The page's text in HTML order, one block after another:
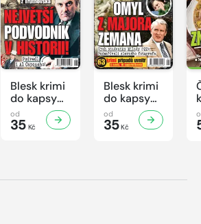
Blesk krimi
do kapsy
č.6/2026
od
35Kč
Blesk krimi
do kapsy
č.5/2026
od
35Kč